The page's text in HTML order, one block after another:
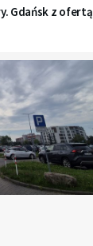
Gdańsk z ofertą